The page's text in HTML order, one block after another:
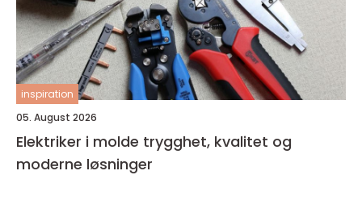
inspiration
05. August 2026
Elektriker i molde trygghet, kvalitet og
moderne løsninger